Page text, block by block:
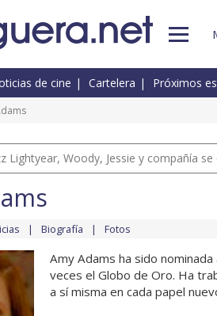
de cine Cartelera Próximos
Lightyear, Woody, Jessie y compañía
Biografía Fotos
Amy Adams ha sido
veces el Globo de Oro. Ha
a sí misma en cada papel